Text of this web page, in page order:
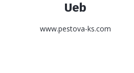
Ueb
www.pestova-ks.com